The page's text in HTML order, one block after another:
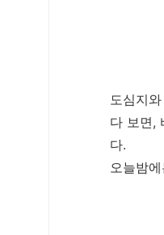
도심지
다 보면,
다.
오늘밤